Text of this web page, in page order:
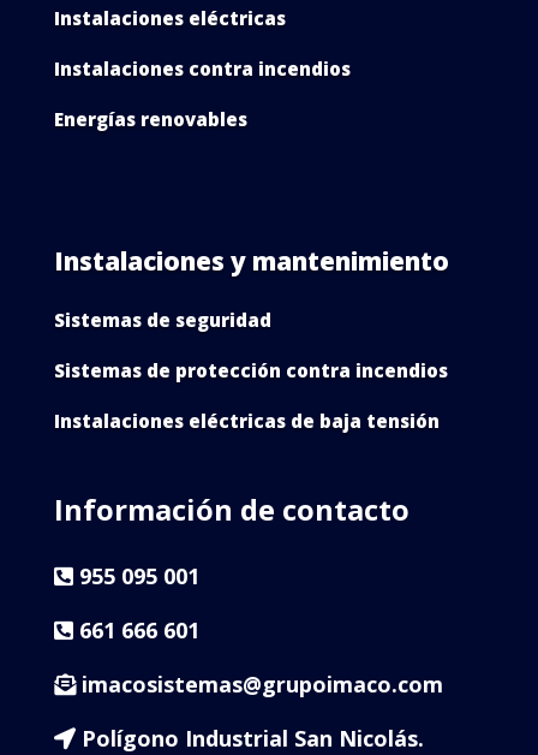
Instalaciones eléctricas
Instalaciones contra incendios
Energías renovables
Instalaciones y mantenimiento
Sistemas de seguridad
Sistemas de protección contra incendios
Instalaciones eléctricas de baja tensión
Información de contacto
955 095 001
661 666 601
imacosistemas@grupoimaco.com
Polígono Industrial San Nicolás.